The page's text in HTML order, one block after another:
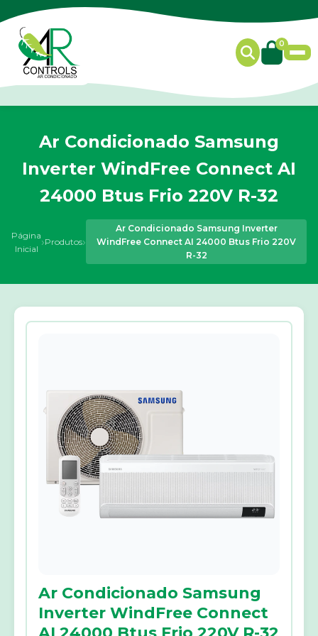
0
Ar Condicionado Samsung
Inverter WindFree Connect AI
24000 Btus Frio 220V R-32
Página
Inicial ›Produtos›
Ar Condicionado Samsung Inverter
WindFree Connect AI 24000 Btus Frio 220V
R-32
Ar Condicionado Samsung
Inverter WindFree Connect